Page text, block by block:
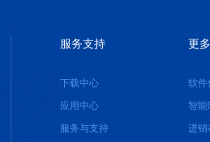
服务支持
下载中心
应用中心
服务与支持
更
软
智
进